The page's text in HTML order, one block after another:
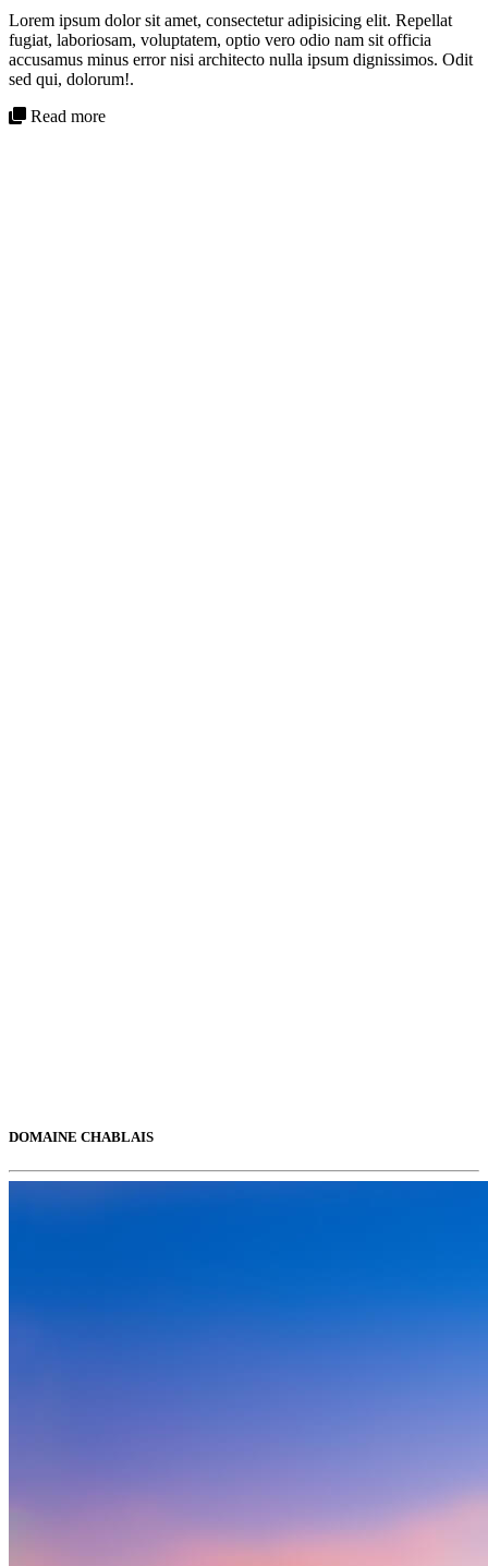
Lorem ipsum dolor sit amet, consectetur adipisicing elit. Repellat
fugiat, laboriosam, voluptatem, optio vero odio nam sit officia
accusamus minus error nisi architecto nulla ipsum dignissimos. Odit
sed qui, dolorum!.
Read more
DOMAINE CHABLAIS